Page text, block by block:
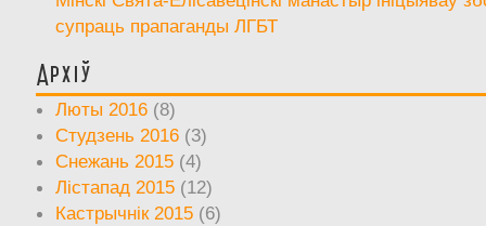
супраць прапаганды ЛГБТ
Архіў
Люты 2016 (8)
Студзень 2016 (3)
Снежань 2015 (4)
Лістапад 2015 (12)
Кастрычнік 2015 (6)